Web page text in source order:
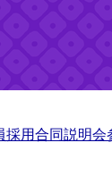
採用合同説明会